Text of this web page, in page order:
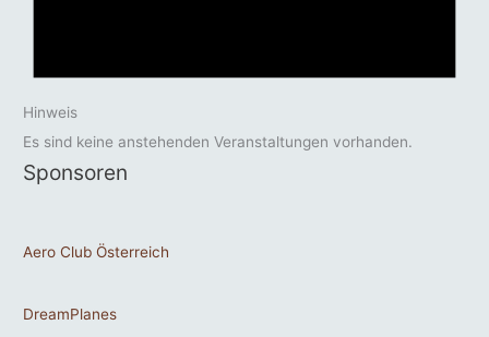
Hinweis
Es sind keine anstehenden Veranstaltungen vorhanden.
Sponsoren
Aero Club Österreich
DreamPlanes